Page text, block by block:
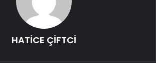
HATİCE ÇİFTCİ